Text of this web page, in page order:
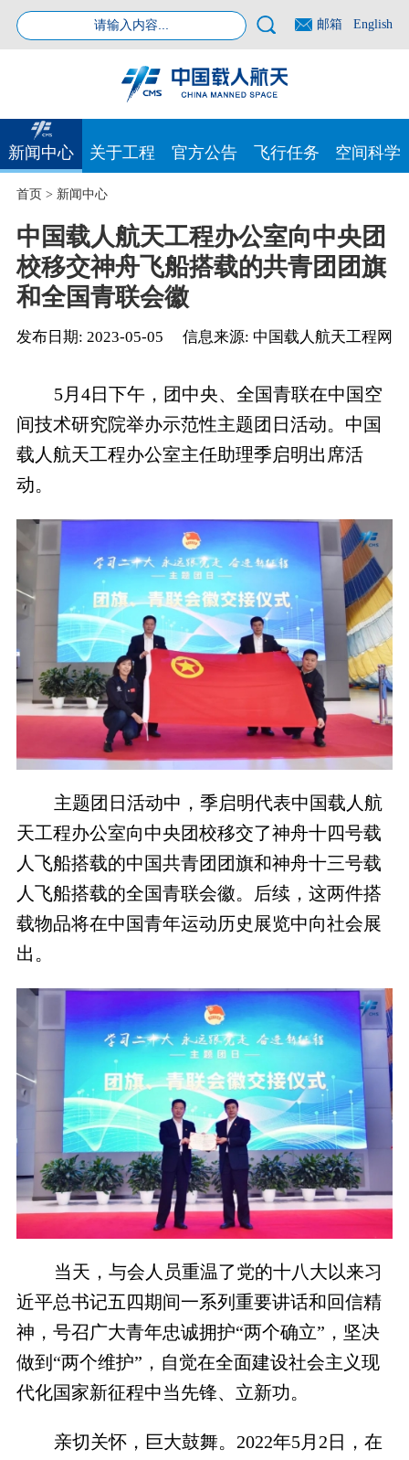
邮箱 English
新闻中心 关于工程 官方公告 飞行任务 空间科学
首页> 新闻中心
中国载人航天工程办公室向中央团
校移交神舟飞船搭载的共青团团旗
和全国青联会徽
发布日期: 2023-05-05 信息来源: 中国载人航天工程网
5月4日下午，团中央、全国青联在中国空
间技术研究院举办示范性主题团日活动。中国
载人航天工程办公室主任助理季启明出席活
动。
主题团日活动中，季启明代表中国载人航
天工程办公室向中央团校移交了神舟十四号载
人飞船搭载的中国共青团团旗和神舟十三号载
人飞船搭载的全国青联会徽。后续，这两件搭
载物品将在中国青年运动历史展览中向社会展
出。
当天，与会人员重温了党的十八大以来习
近平总书记五四期间一系列重要讲话和回信精
神，号召广大青年忠诚拥护“两个确立”，坚决
做到“两个维护”，自觉在全面建设社会主义现
代化国家新征程中当先锋、立新功。
亲切关怀，巨大鼓舞。2022年5月2日，在